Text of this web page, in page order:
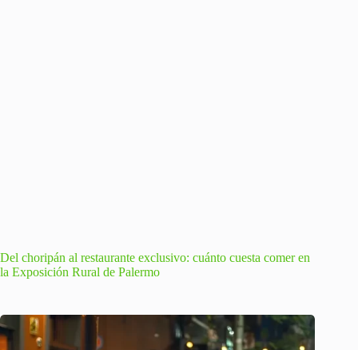
Del choripán al restaurante exclusivo: cuánto cuesta comer en
la Exposición Rural de Palermo